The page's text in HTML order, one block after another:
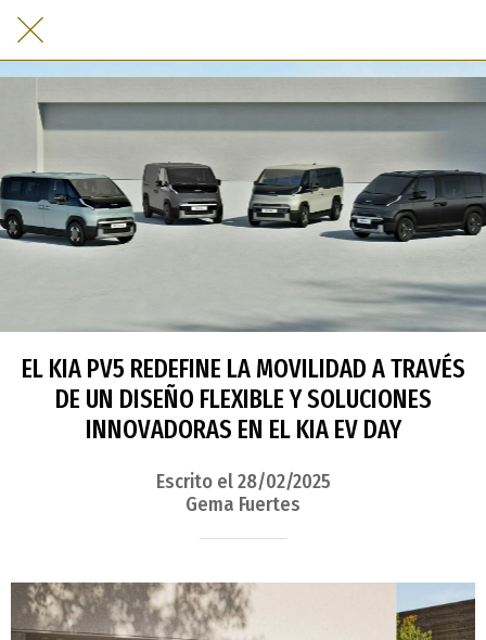
EL KIA PV5 REDEFINE LA MOVILIDAD A TRAVÉS
DE UN DISEÑO FLEXIBLE Y SOLUCIONES
INNOVADORAS EN EL KIA EV DAY
Escrito el 28/02/2025
Gema Fuertes